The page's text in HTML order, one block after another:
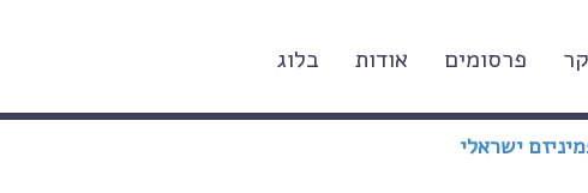
פרסומים אודות בלוג
(מאמרים אקדמיים)
ישראלי